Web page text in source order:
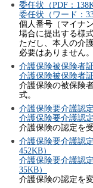
委任状（PDF：
委任状（ワード：
個人番号（マイナ
場合に提出する様式
ただし、本人の介
必要はありません。
介護保険被保険者
介護保険被保険者
介護保険の被保険
式。
介護保険要介護認
介護保険要介護認
介護保険の認定を
介護保険要介護認
452KB）
介護保険要介護認
35KB）
介護保険の認定を